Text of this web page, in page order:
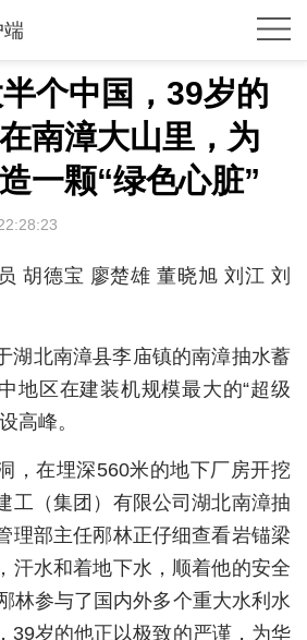
端
个中国，39岁的
南漳大山里，为
一颗“绿色心脏”
胡德宝 廖楚雄 董晓旭 刘江 刘
湖北南漳县李庙镇的南漳抽水蓄
区在建装机规模最大的“超级
高峰。
，在埋深560米的地下厂房开挖
工（集团）有限公司湖北南漳抽
理部主任邴林正仔细查看岩锚梁
汗水和着地下水，顺着他的安全
林参与了国内外多个重大水利水
39岁的他正以极致的严谨，为华